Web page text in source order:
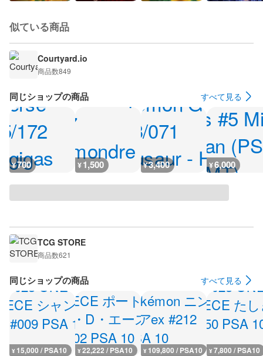
似ている商品
Courtyard.io
商品数849
同じショップの商品 すべて見る
¥700 ¥1,500 ¥3,400 ¥6,000
TCG STORE
商品数621
同じショップの商品 すべて見る
¥ 15,000 / PSA10 ¥22,222 / PSA10 ¥ 109,800 / PSA10 ¥7,800 / PSA10